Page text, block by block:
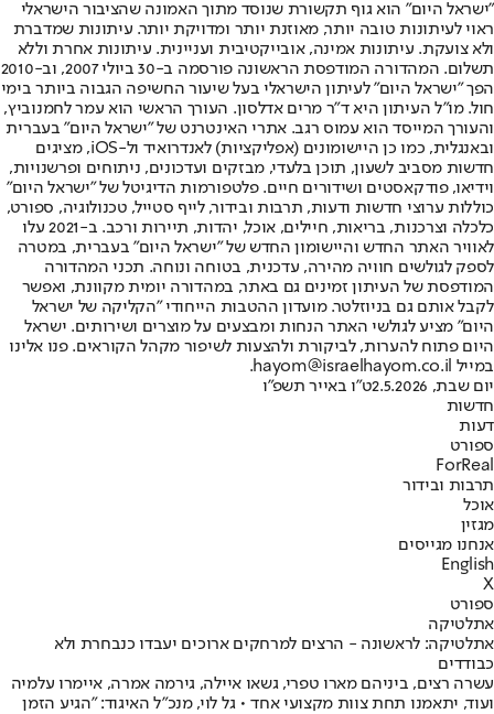
"ישראל היום" הוא גוף תקשורת שנוסד מתוך האמונה שהציבור הישראלי
ראוי לעיתונות טובה יותר, מאוזנת יותר ומדויקת יותר. עיתונות שמדברת
ולא צועקת. עיתונות אמינה, אובייקטיבית ועניינית. עיתונות אחרת וללא
תשלום. המהדורה המודפסת הראשונה פורסמה ב-30 ביולי 2007, וב-2010
הפך "ישראל היום" לעיתון הישראלי בעל שיעור החשיפה הגבוה ביותר בימי
חול. מו"ל העיתון היא ד"ר מרים אדלסון. העורך הראשי הוא עמר לחמנוביץ,
והעורך המייסד הוא עמוס רגב. אתרי האינטרנט של "ישראל היום" בעברית
ובאנגלית, כמו כן היישומונים (אפליקציות) לאנדרואיד ול-iOS, מציגים
חדשות מסביב לשעון, תוכן בלעדי, מבזקים ועדכונים, ניתוחים ופרשנויות,
וידיאו, פודקאסטים ושידורים חיים. פלטפורמות הדיגיטל של "ישראל היום"
כוללות ערוצי חדשות ודעות, תרבות ובידור, לייף סטייל, טכנולוגיה, ספורט,
כלכלה וצרכנות, בריאות, חיילים, אוכל, יהדות, תיירות ורכב. ב-2021 עלו
לאוויר האתר החדש והיישומון החדש של "ישראל היום" בעברית, במטרה
לספק לגולשים חוויה מהירה, עדכנית, בטוחה ונוחה. תכני המהדורה
המודפסת של העיתון זמינים גם באתר, במהדורה יומית מקוונת, ואפשר
לקבל אותם גם בניוזלטר. מועדון ההטבות הייחודי "הקליקה של ישראל
היום" מציע לגולשי האתר הנחות ומבצעים על מוצרים ושירותים. ישראל
היום פתוח להערות, לביקורת ולהצעות לשיפור מקהל הקוראים. פנו אלינו
במייל hayom@israelhayom.co.il.
יום שבת, 2.5.2026
ט"ו באייר תשפ"ו
חדשות
דעות
ספורט
ForReal
תרבות ובידור
אוכל
מגזין
אנחנו מגייסים
English
X
ספורט
אתלטיקה
אתלטיקה: לראשונה - הרצים למרחקים ארוכים יעבדו כנבחרת ולא
כבודדים
עשרה רצים, ביניהם מארו טפרי, גשאו איילה, גירמה אמרה, איימרו עלמיה
ועוד, יתאמנו תחת צוות מקצועי אחד • גל לוי, מנכ"ל האיגוד: "הגיע הזמן